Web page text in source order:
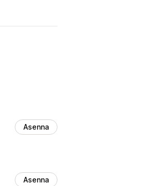
Asenna
Asenna